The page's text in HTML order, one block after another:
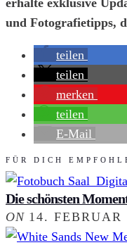
und Fotografietipps,
teilen
teilen
merken
teilen
E-Mail
FÜR DICH
Die schönsten
ON 14. FEBRUAR